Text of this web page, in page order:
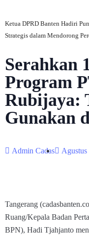
Ketua DPRD Banten Hadiri
Strategis dalam Mendorong
Serahkan
Program
Rubijaya:
Gunakan
Admin Cadas Agustus
Tangerang
Ruang/Kepala Badan
BPN), Hadi Tjahjanto